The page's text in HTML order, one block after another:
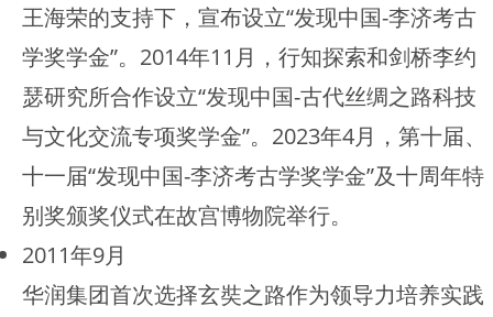
王海荣的支持下，宣布设立“发现中国-李济考古
学奖学金”。2014年11月，行知探索和剑桥李约
瑟研究所合作设立“发现中国-古代丝绸之路科技
与文化交流专项奖学金”。2023年4月，第十届、
十一届“发现中国-李济考古学奖学金”及十周年特
别奖颁奖仪式在故宫博物院举行。
2011年9月
华润集团首次选择玄奘之路作为领导力培养实践